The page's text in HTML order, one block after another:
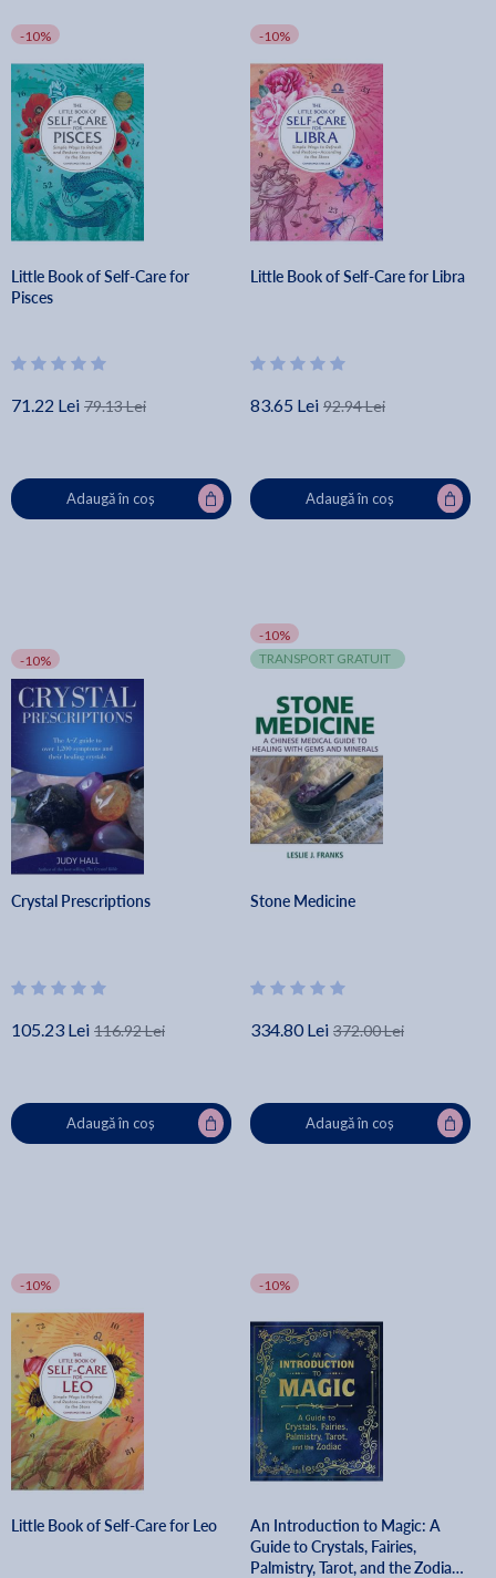
-10%
Little Book of Self-Care for
Pisces
71.22 Lei 79.13 Lei
Adaugă în coș
-10%
Little Book of Self-Care for Libra
83.65 Lei 92.94 Lei
Adaugă în coș
-10%
Crystal Prescriptions
105.23 Lei 116.92 Lei
Adaugă în coș
-10%
TRANSPORT GRATUIT
Stone Medicine
334.80 Lei 372.00 Lei
Adaugă în coș
-10%
Little Book of Self-Care for Leo
-10%
An Introduction to Magic: A
Guide to Crystals, Fairies,
Palmistry, Tarot, and the Zodiac -